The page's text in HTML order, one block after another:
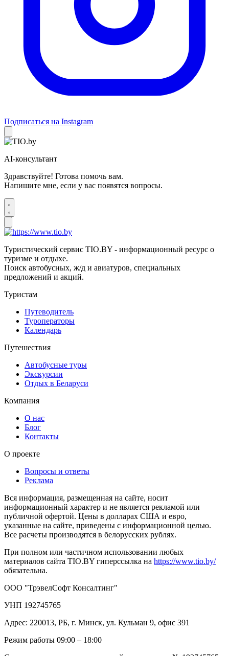
Подписаться на Instagram
AI-консультант
Здравствуйте! Готова помочь вам.
Напишите мне, если у вас появятся вопросы.
Туристический сервис TIO.BY - информационный ресурс о
туризме и отдыхе.
Поиск автобусных, ж/д и авиатуров, специальных
предложений и акций.
Туристам
Путеводитель
Туроператоры
Календарь
Путешествия
Автобусные туры
Экскурсии
Отдых в Беларуси
Компания
О нас
Блог
Контакты
О проекте
Вопросы и ответы
Реклама
Вся информация, размещенная на сайте, носит
информационный характер и не является рекламой или
публичной офертой. Цены в долларах США и евро,
указанные на сайте, приведены с информационной целью.
Все расчеты производятся в белорусских рублях.
При полном или частичном использовании любых
материалов сайта TIO.BY гиперссылка на https://www.tio.by/
обязательна.
ООО "ТрэвелСофт Консалтинг"
УНП 192745765
Адрес: 220013, РБ, г. Минск, ул. Кульман 9, офис 391
Режим работы 09:00 – 18:00